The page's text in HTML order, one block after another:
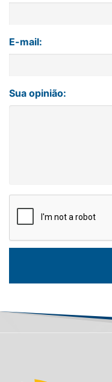
E-mail:
Sua opinião: